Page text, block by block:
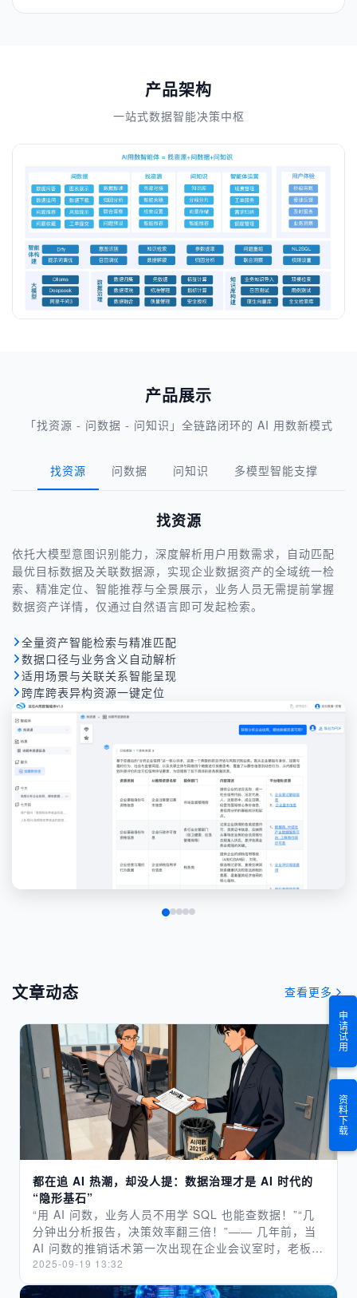
产品架构
一站式数据智能决策中枢
产品展示
「找资源 - 问数据 - 问知识」全链路闭环的 AI 用数新模式
找资源 问数据 问知识 多模型智能支撑
找资源
依托大模型意图识别能力，深度解析用户用数需求，自动匹配
最优目标数据及关联数据源，实现企业数据资产的全域统一检
索、精准定位、智能推荐与全景展示，业务人员无需提前掌握
数据资产详情，仅通过自然语言即可发起检索。
全量资产智能检索与精准匹配
数据口径与业务含义自动解析
适用场景与关联关系智能呈现
跨库跨表异构资源一键定位
文章动态 查看更多
都在追 AI 热潮，却没人提：数据治理才是 AI 时代的
“隐形基石”
“用 AI 问数，业务人员不用学 SQL 也能查数据！”“几
分钟出分析报告，决策效率翻三倍！”—— 几年前，当
AI 问数的推销话术第一次出现在企业会议室时，老板们
眼中满是期待，仿佛找到了破解 “用数难” 的金钥匙。
可如今，同样的场景再上演，得到的往往是高管们敷衍
2025-09-19 13:32
申请试用
资料下载